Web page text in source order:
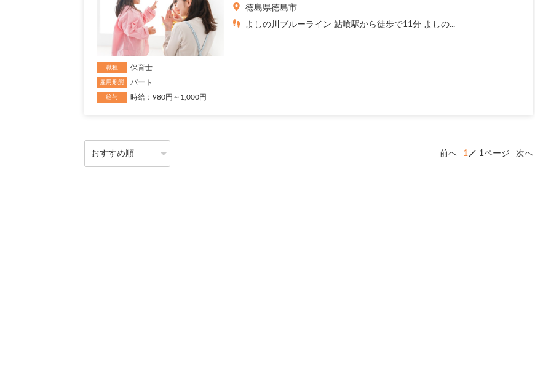
徳島県徳島市
よしの川ブルーライン 鮎喰駅から徒歩で11分 よしの...
職種 保育士
雇用形態 パート
給与 時給：980円～1,000円
前へ 1 1ページ 次へ